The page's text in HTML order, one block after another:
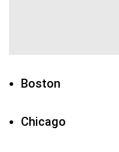
Boston
Chicago